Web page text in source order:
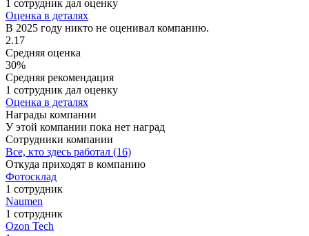
1 сотрудник дал оценку
Оценка в деталях
В 2025 году никто не оценивал компанию.
2.17
Средняя оценка
30%
Средняя рекомендация
1 сотрудник дал оценку
Оценка в деталях
Награды компании
У этой компании пока нет наград
Сотрудники компании
Все, кто здесь работал (16)
Откуда приходят в компанию
Фотосклад
1 сотрудник
Naumen
1 сотрудник
Ozon Tech